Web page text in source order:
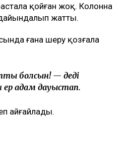
қойған жоқ. Колонна
жатты.
ғана шеру қозғала
болсын! — деді
адам дауыстап.
айғайлады.